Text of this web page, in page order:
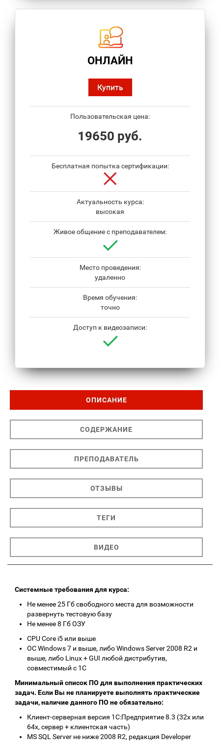
ОНЛАЙН
Купить
Пользовательская цена:
19650 руб.
Бесплатная попытка сертификации:
Актуальность курса:
высокая
Живое общение с преподавателем:
Место проведения:
удаленно
Время обучения:
точно
Доступ к видеозаписи:
ОПИСАНИЕ
СОДЕРЖАНИЕ
ПРЕПОДАВАТЕЛЬ
ОТЗЫВЫ
ТЕГИ
ВИДЕО
Системные требования для курса:
Не менее 25 Гб свободного места для возможности
развернуть тестовую базу
Не менее 8 Гб ОЗУ
CPU Core i5 или выше
ОС Windows 7 и выше, либо Windows Server 2008 R2 и
выше, либо Linux + GUI любой дистрибутив,
совместимый с 1С
Минимальный список ПО для выполнения практических
задач. Если Вы не планируете выполнять практические
задачи, наличие данного ПО не обязательно:
Клиент-серверная версия 1С:Предприятие 8.3 (32х или
64х, сервер + клиентская часть)
MS SQL Server не ниже 2008 R2, редакция Developer